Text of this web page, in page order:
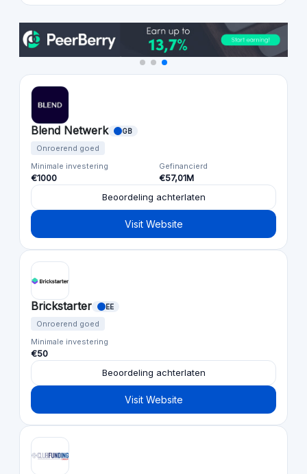
Blend Netwerk GB
Onroerend goed
Minimale investering
€1000
Gefinancierd
€57,01M
Beoordeling achterlaten
Visit Website
Brickstarter EE
Onroerend goed
Minimale investering
€50
Beoordeling achterlaten
Visit Website